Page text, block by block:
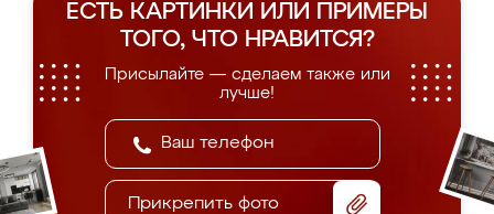
ЕСТЬ КАРТИНКИ ИЛИ ПРИМЕРЫ
ТОГО, ЧТО НРАВИТСЯ?
Присылайте — сделаем также или
лучше!
Прикрепить фото